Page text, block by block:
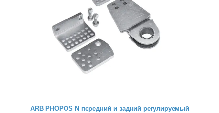
ARB PHOPOS N передний и задний регулируемый